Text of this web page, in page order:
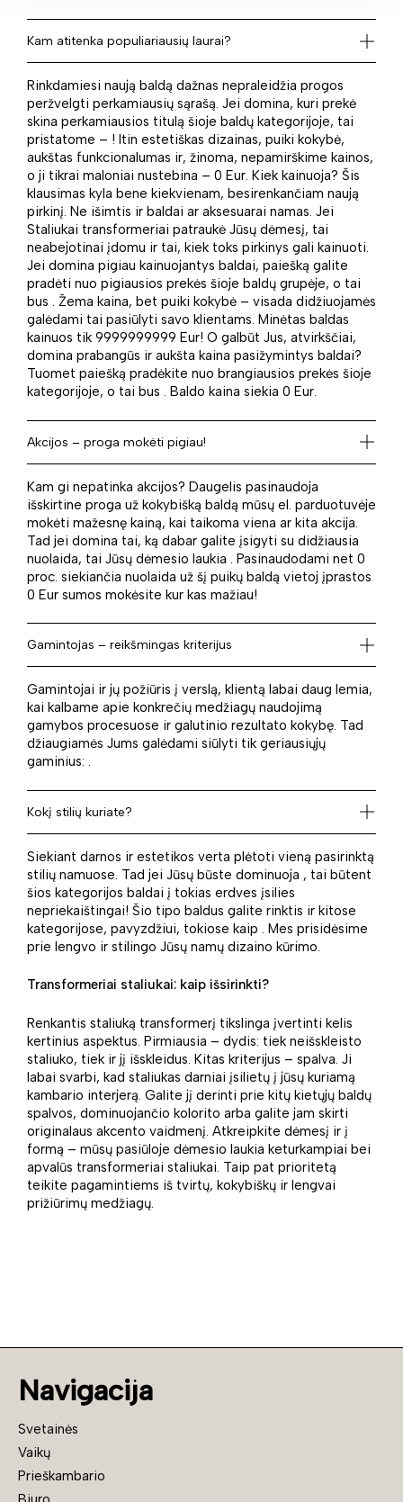
Kam atitenka populiariausių laurai?
Rinkdamiesi naują baldą dažnas nepraleidžia progos
peržvelgti perkamiausių sąrašą. Jei domina, kuri prekė
skina perkamiausios titulą šioje baldų kategorijoje, tai
pristatome – ! Itin estetiškas dizainas, puiki kokybė,
aukštas funkcionalumas ir, žinoma, nepamirškime kainos,
o ji tikrai maloniai nustebina – 0 Eur. Kiek kainuoja? Šis
klausimas kyla bene kiekvienam, besirenkančiam naują
pirkinį. Ne išimtis ir baldai ar aksesuarai namas. Jei
Staliukai transformeriai patraukė Jūsų dėmesį, tai
neabejotinai įdomu ir tai, kiek toks pirkinys gali kainuoti.
Jei domina pigiau kainuojantys baldai, paiešką galite
pradėti nuo pigiausios prekės šioje baldų grupėje, o tai
bus . Žema kaina, bet puiki kokybė – visada didžiuojamės
galėdami tai pasiūlyti savo klientams. Minėtas baldas
kainuos tik 9999999999 Eur! O galbūt Jus, atvirkščiai,
domina prabangūs ir aukšta kaina pasižymintys baldai?
Tuomet paiešką pradėkite nuo brangiausios prekės šioje
kategorijoje, o tai bus . Baldo kaina siekia 0 Eur.
Akcijos – proga mokėti pigiau!
Kam gi nepatinka akcijos? Daugelis pasinaudoja
išskirtine proga už kokybišką baldą mūsų el. parduotuvėje
mokėti mažesnę kainą, kai taikoma viena ar kita akcija.
Tad jei domina tai, ką dabar galite įsigyti su didžiausia
nuolaida, tai Jūsų dėmesio laukia . Pasinaudodami net 0
proc. siekiančia nuolaida už šį puikų baldą vietoj įprastos
0 Eur sumos mokėsite kur kas mažiau!
Gamintojas – reikšmingas kriterijus
Gamintojai ir jų požiūris į verslą, klientą labai daug lemia,
kai kalbame apie konkrečių medžiagų naudojimą
gamybos procesuose ir galutinio rezultato kokybę. Tad
džiaugiamės Jums galėdami siūlyti tik geriausiųjų
gaminius: .
Kokį stilių kuriate?
Siekiant darnos ir estetikos verta plėtoti vieną pasirinktą
stilių namuose. Tad jei Jūsų būste dominuoja , tai būtent
šios kategorijos baldai į tokias erdves įsilies
nepriekaištingai! Šio tipo baldus galite rinktis ir kitose
kategorijose, pavyzdžiui, tokiose kaip . Mes prisidėsime
prie lengvo ir stilingo Jūsų namų dizaino kūrimo.
Transformeriai staliukai: kaip išsirinkti?
Renkantis staliuką transformerį tikslinga įvertinti kelis
kertinius aspektus. Pirmiausia – dydis: tiek neišskleisto
staliuko, tiek ir jį išskleidus. Kitas kriterijus – spalva. Ji
labai svarbi, kad staliukas darniai įsilietų į jūsų kuriamą
kambario interjerą. Galite jį derinti prie kitų kietųjų baldų
spalvos, dominuojančio kolorito arba galite jam skirti
originalaus akcento vaidmenį. Atkreipkite dėmesį ir į
formą – mūsų pasiūloje dėmesio laukia keturkampiai bei
apvalūs transformeriai staliukai. Taip pat prioritetą
teikite pagamintiems iš tvirtų, kokybiškų ir lengvai
prižiūrimų medžiagų.
Navigacija
Svetainės
Vaikų
Prieškambario